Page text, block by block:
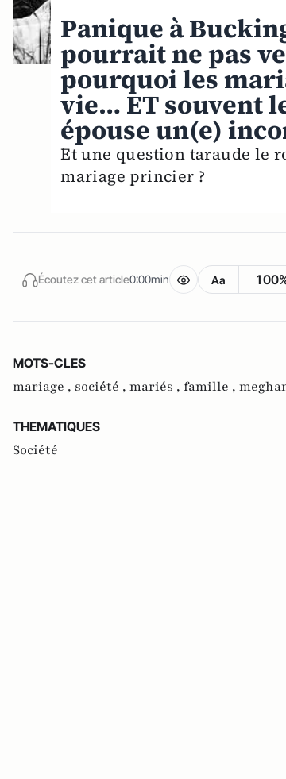
Panique à
pourrait ne pas
pourquoi les
vie… ET souvent
épouse un(e)
Et une question taraude le
mariage princier ?
Écoutez cet article0:00min Aa
MOTS-CLES
mariage , société , mariés , famille ,
THEMATIQUES
Société